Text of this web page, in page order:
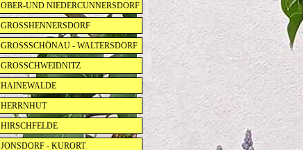
OBER-UND NIEDERCUNNERSDORF
GROSSHENNERSDORF
GROSSSCHÖNAU - WALTERSDORF
GROSSCHWEIDNITZ
HAINEWALDE
HERRNHUT
HIRSCHFELDE
JONSDORF - KURORT